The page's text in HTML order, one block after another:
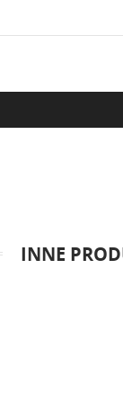
INNE